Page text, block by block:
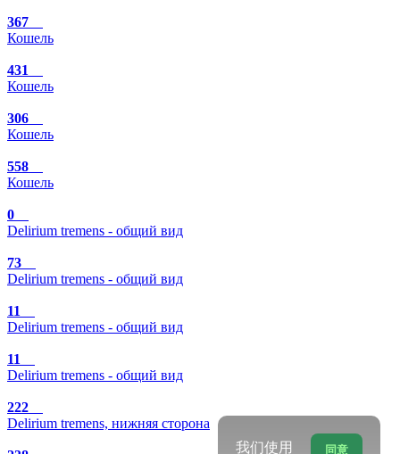
367
Кошель
431
Кошель
306
Кошель
558
Кошель
0
Delirium tremens - общий вид
73
Delirium tremens - общий вид
11
Delirium tremens - общий вид
11
Delirium tremens - общий вид
222
Delirium tremens, нижняя сторона
同意
我们使用